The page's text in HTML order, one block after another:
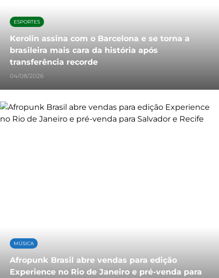
ESPORTES
Kerolin assina com o Barcelona e se torna a
brasileira mais cara da história após
transferência recorde
04/08/2026
MÚSICA
Afropunk Brasil abre vendas para edição
Experience no Rio de Janeiro e pré-venda para